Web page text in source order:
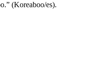
(Koreaboo/es).